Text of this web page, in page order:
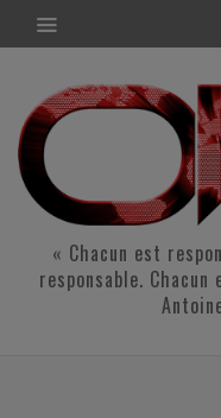
« Chacun est
responsable.